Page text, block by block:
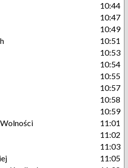
10:44
10:47
10:49
10:51
10:53
10:54
10:55
10:57
10:58
10:59
11:01
11:02
11:03
11:05